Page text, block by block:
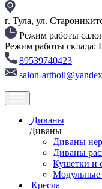
г. Тула, ул.
Режим работы
Режим работы склада:
89539740423
salon-
Диваны
Диваны
Диваны
Диваны
Кушетки и
Модульные
Кресла